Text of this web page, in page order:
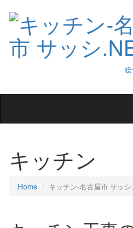
キッチン
Home キッチン‐名古屋市 サッ